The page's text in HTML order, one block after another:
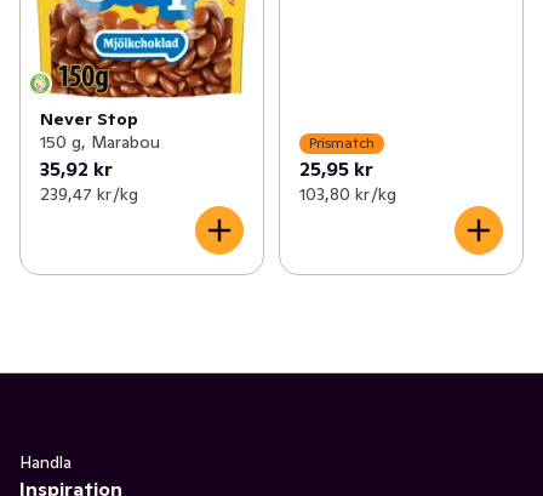
Never Stop
150 g, Marabou
35,92 kr
239,47 kr /kg
Prismatch
25,95 kr
103,80 kr /kg
Handla
Inspiration